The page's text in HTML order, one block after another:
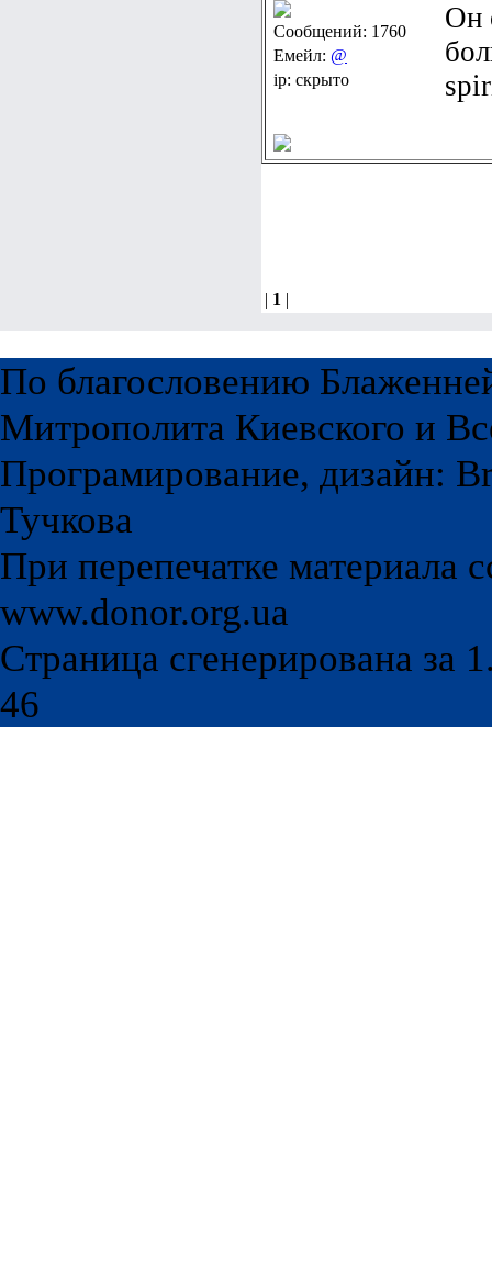
Сообщений: 1760
Емейл: @
ip: скрыто
Он
| 1 |
По благословению
Митрополита Киевского и
Програмирование, дизайн:
Тучкова
При перепечатке материала
www.donor.org.ua
Страница сгенерирована за
46